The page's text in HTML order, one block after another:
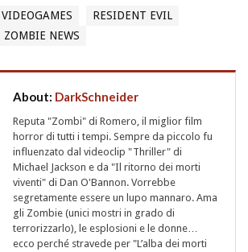
RESIDENT EVIL
ZOMBIE NEWS
About: DarkSchneider
Reputa "Zombi" di Romero, il miglior film
horror di tutti i tempi. Sempre da piccolo fu
influenzato dal videoclip "Thriller" di
Michael Jackson e da "Il ritorno dei morti
viventi" di Dan O'Bannon. Vorrebbe
segretamente essere un lupo mannaro. Ama
gli Zombie (unici mostri in grado di
terrorizzarlo), le esplosioni e le donne…
ecco perché stravede per "L’alba dei morti